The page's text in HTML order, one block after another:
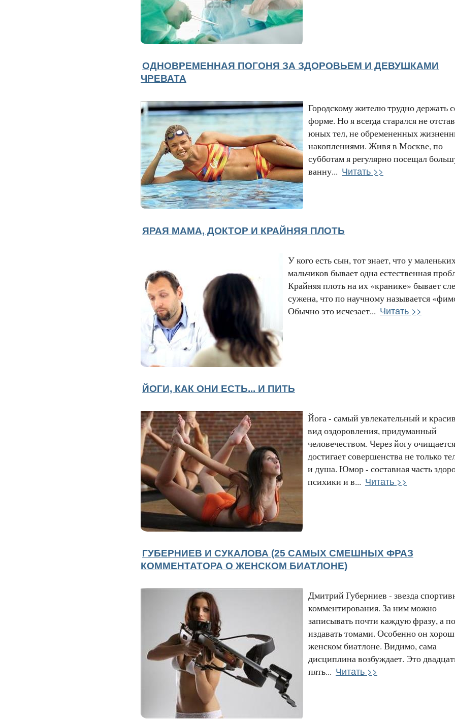
ОДНОВРЕМЕННАЯ ПОГОНЯ ЗА ЗДОРОВЬЕМ И ДЕВУШКАМИ
ЧРЕВАТА
Городскому жителю трудно держать
форме. Но я всегда старался не
юных тел, не обремененных
накоплениями. Живя в Москве, по
субботам я регулярно посещал
ванну... Читать >>
ЯРАЯ МАМА, ДОКТОР И КРАЙНЯЯ ПЛОТЬ
У кого есть сын, тот знает, что у
мальчиков бывает одна естественная
Крайняя плоть на их «кранике» бывает
сужена, что по научному называется
Обычно это исчезает... Читать >>
ЙОГИ, КАК ОНИ ЕСТЬ... И ПИТЬ
Йога - самый увлекательный и
вид оздоровления, придуманный
человечеством. Через йогу
достигает совершенства не только
и душа. Юмор - составная часть
психики и в... Читать >>
ГУБЕРНИЕВ И СУКАЛОВА (25 САМЫХ СМЕШНЫХ ФРАЗ
КОММЕНТАТОРА О ЖЕНСКОМ БИАТЛОНЕ)
Дмитрий Губерниев - звезда
комментирования. За ним можно
записывать почти каждую фразу, а
издавать томами. Особенно он
женском биатлоне. Видимо, сама
дисциплина возбуждает. Это
пять... Читать >>